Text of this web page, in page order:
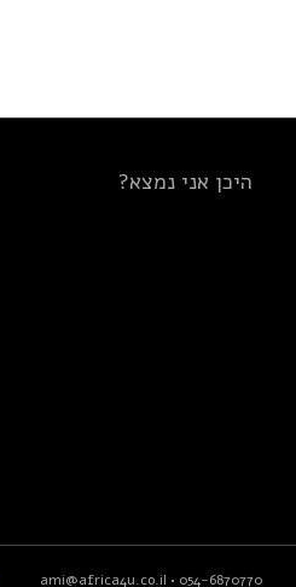
היכן אני נמצא?
054-6870770
•
ami@africa4u.co.il